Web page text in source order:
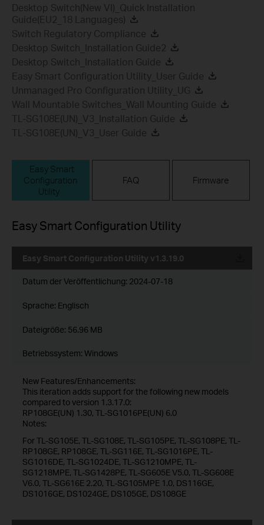
Desktop Switch(New VI)_Quick Installation
Guide(EU2_18 Languages)
Switch Regulatory Compliance
Desktop Switch_Installation Guide2
Desktop Switch_Installation Guide
Easy Smart Configuration Utility_User Guide
Unmanaged Pro Configuration Utility_UG
Wall Mountable Switches_Wall Mounting Guide
TL-SG108E(UN)_V3_Installation Guide
TL-SG108E(UN)_V3_User Guide
Easy Smart
Configuration
Utility
FAQ Firmware
Easy Smart Configuration Utility
Easy Smart Configuration Utility v1.3.19.0
Datum der Veröffentlichung: 2024-07-18
Sprache: Englisch
Dateigröße: 56.96 MB
Betriebssystem: Windows
New Features/Enhancements:
This iteration adds support for the following new models
compared to version 1.3.17.0:
RP108GE(UN) 1.30, TL-SG1016PE(UN) 6.0
Notes:
For TL-SG105E, TL-SG108E, TL-SG105PE, TL-SG108PE, TL-
RP108GE, RP108GE, TL-SG116E, TL-SG1016PE, TL-
SG1016DE, TL-SG1024DE, TL-SG1210MPE, TL-
SG1218MPE, TL-SG1428PE, TL-SG605E V5.0, TL-SG608E
V6.0, TL-SG616E 2.20, TL-SG105MPE 1.0, DS116GE,
DS1016GE, DS1024GE, DS105GE, DS108GE